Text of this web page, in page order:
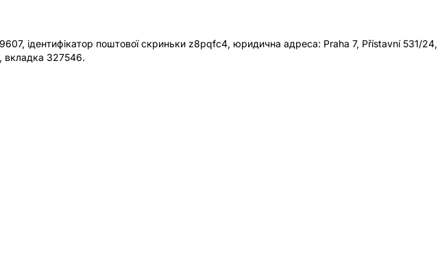
ідентифікатор поштової скриньки z8pqfc4, юридична адреса: Praha 7, Přístavní 531/24,
вкладка 327546.